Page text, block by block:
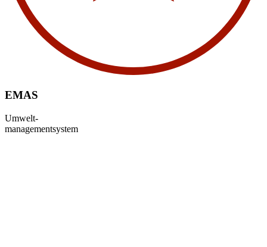
EMAS
Umwelt-
managementsystem